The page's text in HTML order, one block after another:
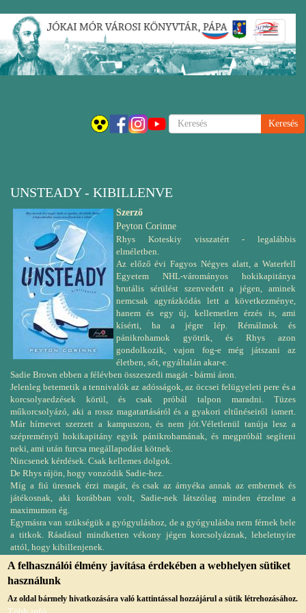
Ugrás
tartalomra
Keresés
UNSTEADY - KIBILLENVE
Szerző
Peyton Corinne
Rhys Koteskiy visszatért - legalábbis
elméletben.
Az előző évi Fagyos Négyes alatt, a Waterfell
Egyetem NHL-várományos hokikapitánya
brutális sérülést szenvedett a jégen, aminek
nemcsak agyrázkódás lett a következménye,
hanem és egy új, kellemetlen érzés is, ami
kísérti, ha a jégre lép. Rémálmok és
pánikrohamok gyötrik, és Rhys azon
gondolkozik, vajon fog-e még játszani az
életben, sőt, egyáltalán akar-e.
Sadie Brown ebben a félévben összeszedi magát - bármi áron.
Jelenleg betemetik a tennivalók az adósságok, az öccsei felügyeleti pere és a
korcsolyaedzések körül, és csak próbál talpon maradni. Tüzes
műkorcsolyázó, aki a rossz magatartásáról és a gyakori eltűnéseiről ismert.
Már hírnevet szerzett a kampuszon, és nem jót.Véletlenül tanúja lesz a
szépreményű hokikapitány egyik pánikrohamának, és megpróbál segíteni
neki, ami után furcsa megállapodást kötnek.
Nincsenek kérdések. Csak kellemes dolgok.
De Rhys rájön, hogy vonzódik Sadie-hez.
Míg a fiú üresnek érzi magát, és csak az árnyéka annak az embernek és
játékosnak, aki korábban volt, Sadie-nek látszólag minden érzelme a
maximumon ég.
Egymásra van szükségük a gyógyuláshoz, de a gyógyulásba nem férnek bele
a titkok. Ráadásul mindketten vékony jégen korcsolyáznak, leheletnyire
attól, hogy kibillenjenek.
A felhasználói élmény javítása érdekében a webhelyen sütiket
használunk
Az oldal bármely hivatkozására való kattintással hozzájárul a sütik létrehozásához.